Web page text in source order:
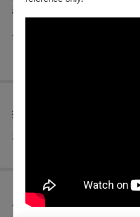
想像的現實。
分級：保護級
折扣方案
本場次無任何折扣優惠
展演須知